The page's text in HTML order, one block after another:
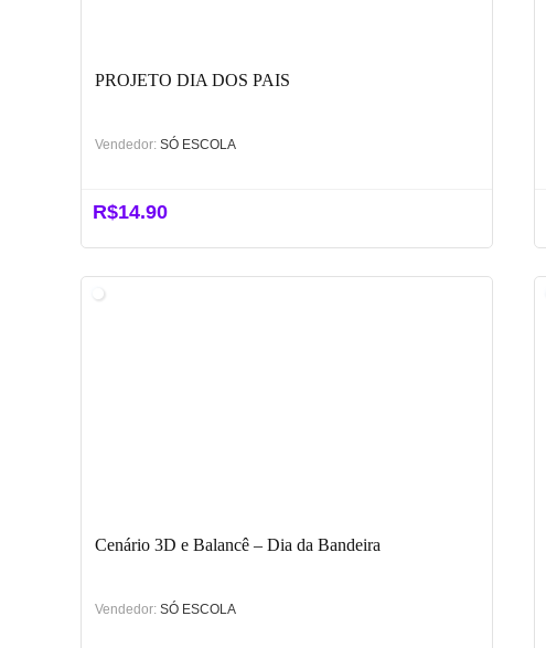
PROJETO DIA DOS PAIS
Vendedor: SÓ ESCOLA
R$14.90
Cenário 3D e Balancê – Dia da Bandeira
Vendedor: SÓ ESCOLA